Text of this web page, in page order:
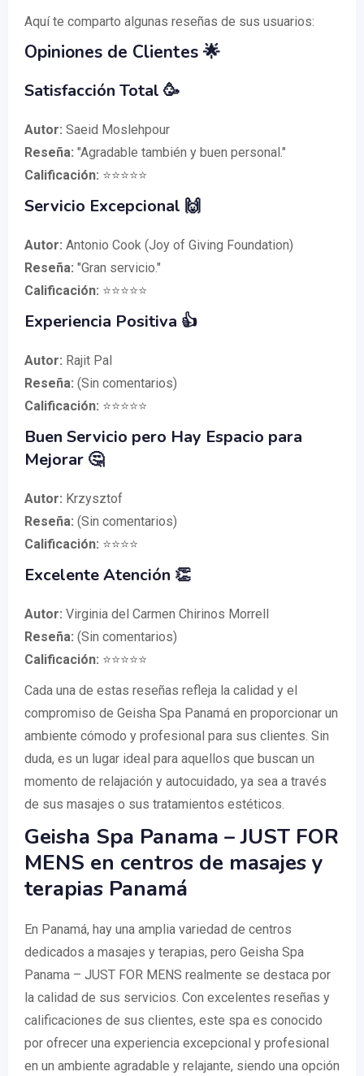
Aquí te comparto algunas reseñas de sus usuarios:
Opiniones de Clientes 🌟
Satisfacción Total 🥳
Autor: Saeid Moslehpour
Reseña: "Agradable también y buen personal."
Calificación: ⭐⭐⭐⭐⭐
Servicio Excepcional 🙌
Autor: Antonio Cook (Joy of Giving Foundation)
Reseña: "Gran servicio."
Calificación: ⭐⭐⭐⭐⭐
Experiencia Positiva 👍
Autor: Rajit Pal
Reseña: (Sin comentarios)
Calificación: ⭐⭐⭐⭐⭐
Buen Servicio pero Hay Espacio para
Mejorar 🤔
Autor: Krzysztof
Reseña: (Sin comentarios)
Calificación: ⭐⭐⭐⭐
Excelente Atención 👏
Autor: Virginia del Carmen Chirinos Morrell
Reseña: (Sin comentarios)
Calificación: ⭐⭐⭐⭐⭐
Cada una de estas reseñas refleja la calidad y el
compromiso de Geisha Spa Panamá en proporcionar un
ambiente cómodo y profesional para sus clientes. Sin
duda, es un lugar ideal para aquellos que buscan un
momento de relajación y autocuidado, ya sea a través
de sus masajes o sus tratamientos estéticos.
Geisha Spa Panama – JUST FOR
MENS en centros de masajes y
terapias Panamá
En Panamá, hay una amplia variedad de centros
dedicados a masajes y terapias, pero Geisha Spa
Panama – JUST FOR MENS realmente se destaca por
la calidad de sus servicios. Con excelentes reseñas y
calificaciones de sus clientes, este spa es conocido
por ofrecer una experiencia excepcional y profesional
en un ambiente agradable y relajante, siendo una opción